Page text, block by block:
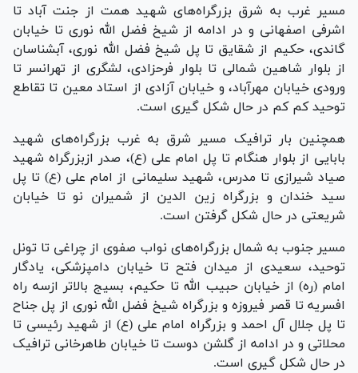
مسیر غرب به شرق بزرگراه‌های شهید همت از جنت آباد تا
اشرفی اصفهانی و در ادامه از شیخ فضل الله نوری تا خیابان
گاندی، حکیم از شقایق تا پل شیخ فضل الله نوری، آبشناسان
از بلوار شاهین شمالی تا بلوار فرحزادی، لشگری از تهرانسر تا
ورودی خیابان مهرآباد، و خیابان آزادی از استاد معین تا تقاطع
توحید کم کم در حال شکل گیری است.
همچنین بار ترافیک مسیر شرق به غرب بزرگراه‌های شهید
بابایی از بلوار هنگام تا پل امام علی (ع)، صدر ازبزرگراه شهید
صیاد شیرازی تا مدرس، شهید سلیمانی از امام علی (ع) تا پل
سید خندان و بزرگراه زین الدین از شمیران نو تا خیابان
شریعتی در حال شکل گرفتن است.
مسیر جنوب به شمال بزرگراه‌های نواب صفوی از چراغی تا تونل
توحید، سعیدی از میدان فتح تا خیابان دامپزشکی، یادگار
امام (ره) از خیابان حبیب الله تا حکیم، بسیج بالاتر ازسه راه
افسریه تا قصر فیروزه و بزرگراه شیخ فضل الله نوری از پل جناح
تا پل جلال آل احمد و بزرگراه امام علی (ع) از شهید رئیسی تا
محلاتی و در ادامه از گلشن دوست تا خیابان طاهرخانی ترافیک
در حال شکل گیری است.